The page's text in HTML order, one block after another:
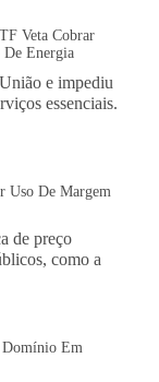
Veta Cobrar
De Energia
e impediu
essenciais.
Uso De Margem
de preço
como a
Domínio Em